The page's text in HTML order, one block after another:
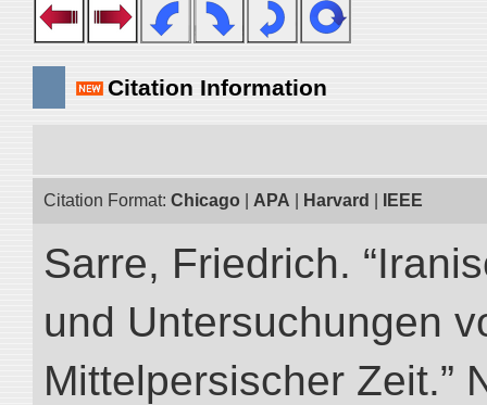
Citation Information
Citation Format: Chicago APA Harvard IEEE
Sarre, Friedrich.
und Untersuchungen
Mittelpersischer Zeit.”